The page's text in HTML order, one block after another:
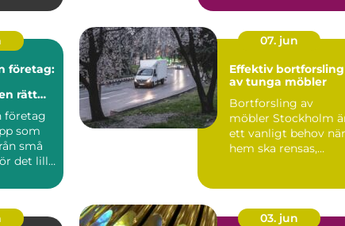
företag:
rätt
företag
som
små
det lilla
07. jun
Effektiv bortforsling
av tunga möbler
Bortforsling av
möbler Stockholm
ett vanligt behov när
hem ska rensas,
03. jun